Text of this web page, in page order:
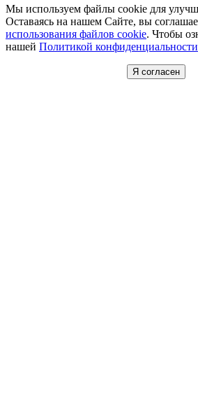
Мы используем файлы cookie для
Оставаясь на нашем Сайте, вы
использования файлов cookie. Чтобы
нашей Политикой конфиденциальности
Я согласен